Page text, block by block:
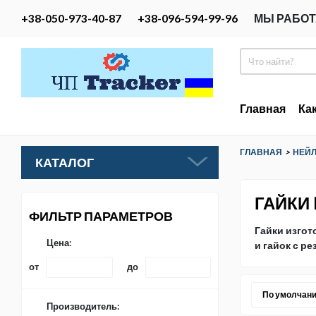
+38-050-973-40-87 +38-096-594-99-96 МЫ
Главная
КАТАЛОГ
ФИЛЬТР ПАРАМЕТРОВ
Цена:
от до
Производитель:
ГЛАВНАЯ >
Гайки
и гайок с
По